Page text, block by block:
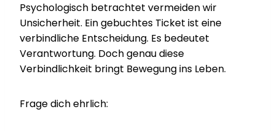
Psychologisch betrachtet vermeiden wir
Unsicherheit. Ein gebuchtes Ticket ist eine
verbindliche Entscheidung. Es bedeutet
Verantwortung. Doch genau diese
Verbindlichkeit bringt Bewegung ins Leben.
Frage dich ehrlich: